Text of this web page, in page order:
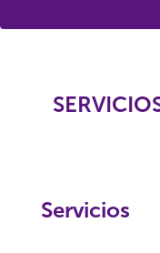
Servicios